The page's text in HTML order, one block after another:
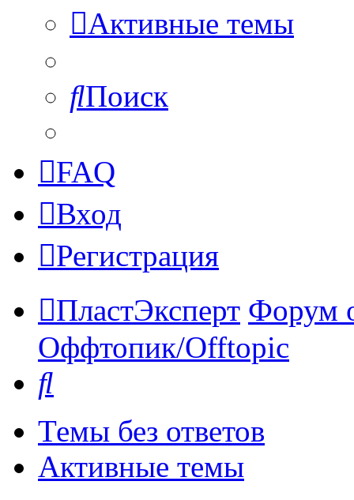
Активные темы
Поиск
FAQ
Вход
Регистрация
ПластЭксперт Форум
Оффтопик/Offtopic
Темы без ответов
Активные темы